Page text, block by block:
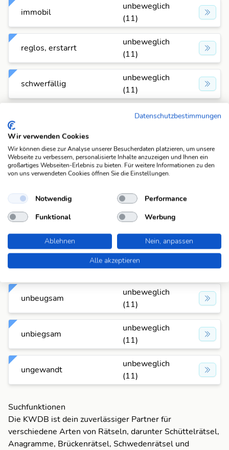
immobil
unbeweglich
(11)
reglos, erstarrt
unbeweglich
(11)
schwerfällig
unbeweglich
(11)
unbeweglich
steif
unbeweglich
(11)
störrisch
(11)
unbeweglich
(11)
unbeweglich
(11)
unbeugsam
unbeweglich
(11)
unbiegsam
unbeweglich
(11)
ungewandt
unbeweglich
(11)
Suchfunktionen
Die KWDB ist dein zuverlässiger Partner für
verschiedene Arten von Rätseln, darunter Schüttelrätsel,
Anagramme, Brückenrätsel, Schwedenrätsel und
Datenschutzbestimmungen
Wir verwenden Cookies
Wir können diese zur Analyse unserer Besucherdaten platzieren, um unsere
Webseite zu verbessern, personalisierte Inhalte anzuzeigen und Ihnen ein
großartiges Webseiten-Erlebnis zu bieten. Für weitere Informationen zu den
von uns verwendeten Cookies öffnen Sie die Einstellungen.
Notwendig
Performance
Funktional
Werbung
Ablehnen
Nein, anpassen
Alle akzeptieren